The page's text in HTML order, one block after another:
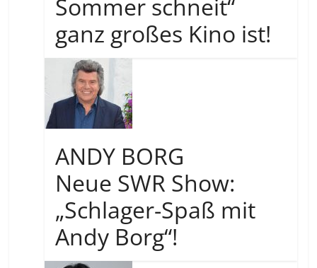
Sommer schneit“
ganz großes Kino ist!
ANDY BORG
Neue SWR Show:
„Schlager-Spaß mit
Andy Borg“!